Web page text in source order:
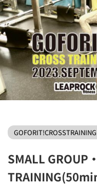
GOFORIT!CROSSTRAINING
SMALL GROUP